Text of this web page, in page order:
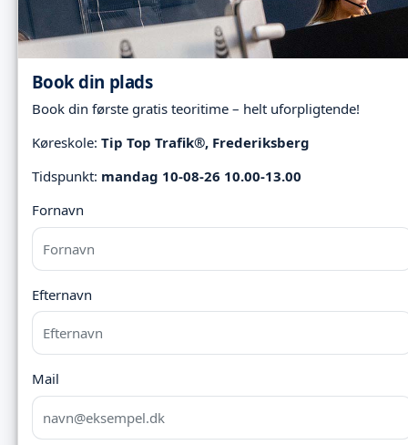
Book din plads
Book din første gratis teoritime – helt uforpligtende!
Køreskole: Tip Top Trafik®, Frederiksberg
Tidspunkt: mandag 10-08-26 10.00-13.00
Fornavn
Efternavn
Mail